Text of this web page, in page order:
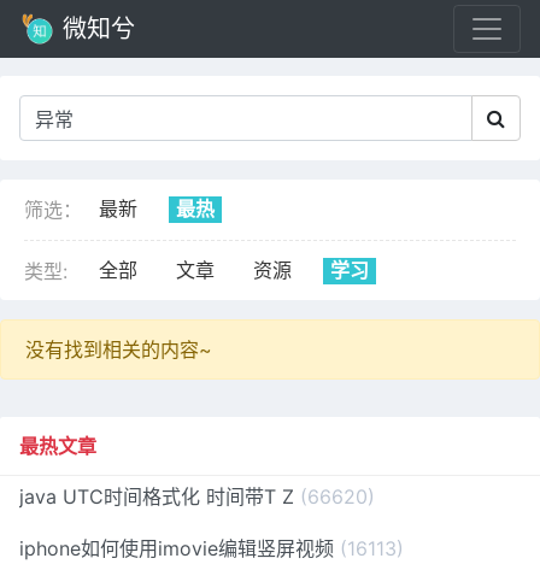
微知兮
筛选： 最新 最热
类型: 全部 文章 资源 学习
没有找到相关的内容~
最热文章
java UTC时间格式化 时间带T Z (66620)
iphone如何使用imovie编辑竖屏视频 (16113)